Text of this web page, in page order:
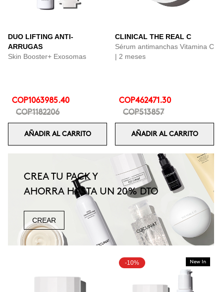
DUO LIFTING ANTI-
ARRUGAS
Skin Booster+ Exosomas
COP1063985.40
COP1182206
AÑADIR AL CARRITO
CLINICAL THE REAL C
Sérum antimanchas Vitamina C
| 2 meses
COP462471.30
COP513857
AÑADIR AL CARRITO
CREA TU PACK Y
AHORRA HASTA UN 20% DTO
CREAR
-10% New In